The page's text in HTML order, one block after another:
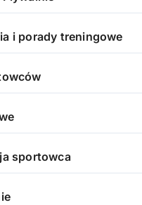
i porady treningowe
sportowca